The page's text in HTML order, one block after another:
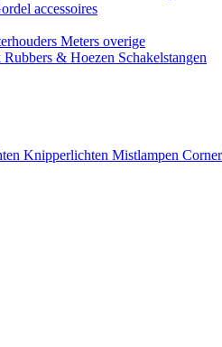
accessoires
Meters overige
Rubbers & Hoezen Schakelstangen
Knipperlichten Mistlampen